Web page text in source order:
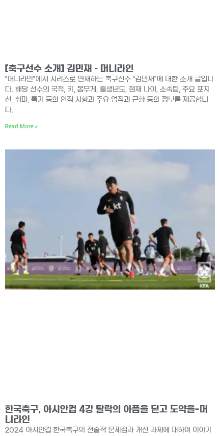
[축구선수 소개] 김민재 – 머니라인
“머니라인”에서 시리즈로 연재하는 축구선수 “김민재”에 대한 소개 글입니
다. 해당 선수의 국적, 키, 몸무게, 출생년도, 현재 나이, 소속팀, 주요 포지
션, 취미, 특기 등의 인적 사항과 주요 업적과 근황 등의 정보를 제공합니
다.
Read More »
한국축구, 아시안컵 4강 탈락의 아픔을 딛고 도약을-머
니라인
2024 아시안컵 한국축구의 전술적 문제점과 개선 과제에 대하여 이야기